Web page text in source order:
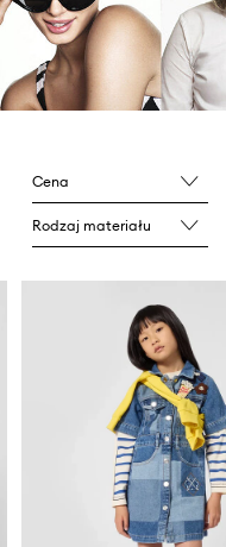
Cena
Rodzaj materiału